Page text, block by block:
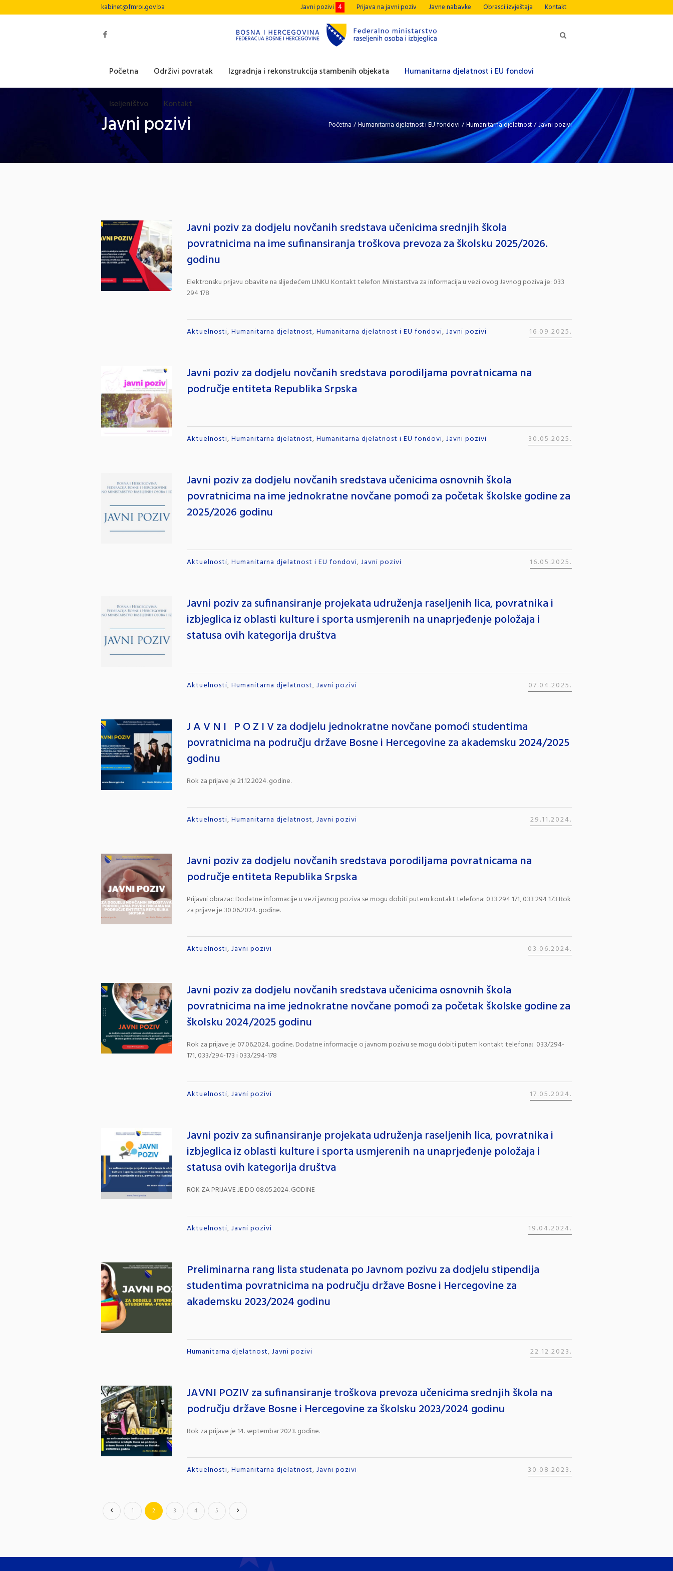
Javni pozivi 4 Prijava na javni poziv Javne nabavke Obrasci izvještaja Kontakt
kabinet@fmroi.gov.ba
Početna Održivi povratak Izgradnja i rekonstrukcija stambenih objekata Humanitarna djelatnost i EU fondovi
Iseljeništvo Kontakt
Javni pozivi Početna /Humanitarna djelatnost i EU fondovi /Humanitarna djelatnost/Javni pozivi
Javni poziv za dodjelu novčanih sredstava učenicima srednjih škola
povratnicima na ime sufinansiranja troškova prevoza za školsku 2025/2026.
godinu
Elektronsku prijavu obavite na slijedećem LINKU Kontakt telefon Ministarstva za informacija u vezi ovog Javnog poziva je: 033
294 178
Aktuelnosti, Humanitarna djelatnost, Humanitarna djelatnost i EU fondovi, Javni pozivi 16.09.2025.
Javni poziv za dodjelu novčanih sredstava porodiljama povratnicama na
područje entiteta Republika Srpska
Aktuelnosti, Humanitarna djelatnost, Humanitarna djelatnost i EU fondovi, Javni pozivi 30.05.2025.
Javni poziv za dodjelu novčanih sredstava učenicima osnovnih škola
povratnicima na ime jednokratne novčane pomoći za početak školske godine za
2025/2026 godinu
Aktuelnosti, Humanitarna djelatnost i EU fondovi, Javni pozivi 16.05.2025.
Javni poziv za sufinansiranje projekata udruženja raseljenih lica, povratnika i
izbjeglica iz oblasti kulture i sporta usmjerenih na unaprjeđenje položaja i
statusa ovih kategorija društva
Aktuelnosti, Humanitarna djelatnost, Javni pozivi 07.04.2025.
J A V N I P O Z I V za dodjelu jednokratne novčane pomoći studentima
povratnicima na području države Bosne i Hercegovine za akademsku 2024/2025
godinu
Rok za prijave je 21.12.2024. godine.
Aktuelnosti, Humanitarna djelatnost, Javni pozivi 29.11.2024.
Javni poziv za dodjelu novčanih sredstava porodiljama povratnicama na
područje entiteta Republika Srpska
Prijavni obrazac Dodatne informacije u vezi javnog poziva se mogu dobiti putem kontakt telefona: 033 294 171, 033 294 173 Rok
za prijave je 30.06.2024. godine.
Aktuelnosti, Javni pozivi 03.06.2024.
Javni poziv za dodjelu novčanih sredstava učenicima osnovnih škola
povratnicima na ime jednokratne novčane pomoći za početak školske godine za
školsku 2024/2025 godinu
Rok za prijave je 07.06.2024. godine. Dodatne informacije o javnom pozivu se mogu dobiti putem kontakt telefona: 033/294-
171, 033/294-173 i 033/294-178
Aktuelnosti, Javni pozivi 17.05.2024.
Javni poziv za sufinansiranje projekata udruženja raseljenih lica, povratnika i
izbjeglica iz oblasti kulture i sporta usmjerenih na unaprjeđenje položaja i
statusa ovih kategorija društva
ROK ZA PRIJAVE JE DO 08.05.2024. GODINE
Aktuelnosti, Javni pozivi 19.04.2024.
Preliminarna rang lista studenata po Javnom pozivu za dodjelu stipendija
studentima povratnicima na području države Bosne i Hercegovine za
akademsku 2023/2024 godinu
Humanitarna djelatnost, Javni pozivi 22.12.2023.
JAVNI POZIV za sufinansiranje troškova prevoza učenicima srednjih škola na
području države Bosne i Hercegovine za školsku 2023/2024 godinu
Rok za prijave je 14. septembar 2023. godine.
Aktuelnosti, Humanitarna djelatnost, Javni pozivi 30.08.2023.
1 2 3 4 5